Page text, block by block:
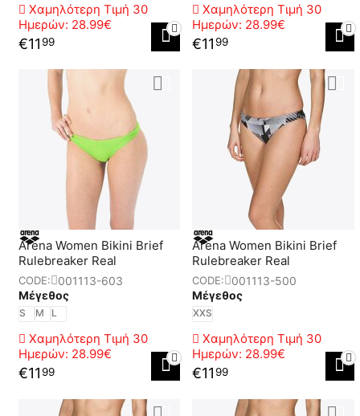
Χαμηλότερη Τιμή 30
Ημερών: 28.99€
€11 99
Χαμηλότερη Τιμή 30
Ημερών: 28.99€
€11 99
Αrena Women Bikini Brief
Rulebreaker Real
CODE:
001113-603
Μέγεθος
S M L
Χαμηλότερη Τιμή 30
Ημερών: 28.99€
€11 99
Αrena Women Bikini Brief
Rulebreaker Real
CODE:
001113-500
Μέγεθος
XXS
Χαμηλότερη Τιμή 30
Ημερών: 28.99€
€11 99